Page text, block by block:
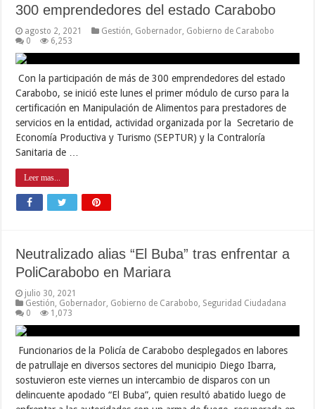
300 emprendedores del estado Carabobo
agosto 2, 2021 Gestión Gobernador Gobierno de Carabobo
0
6,253
Con la participación de más de 300 emprendedores del estado
Carabobo, se inició este lunes el primer módulo de curso para la
certificación en Manipulación de Alimentos para prestadores de
servicios en la entidad, actividad organizada por la Secretario de
Economía Productiva y Turismo (SEPTUR) y la Contraloría
Sanitaria de …
Leer mas...
Neutralizado alias “El Buba” tras enfrentar a
PoliCarabobo en Mariara
julio 30, 2021
Gestión Gobernador Gobierno de Carabobo Seguridad Ciudadana
0
1,073
Funcionarios de la Policía de Carabobo desplegados en labores
de patrullaje en diversos sectores del municipio Diego Ibarra,
sostuvieron este viernes un intercambio de disparos con un
delincuente apodado “El Buba”, quien resultó abatido luego de